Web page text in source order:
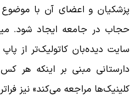
پزشکیان و اعضای آن با
حجاب در جامعه ایجاد شود.
سایت دیده‌بان کاتولیک‌تر از
دارستانی مبنی بر اینکه هر
کلینیک‌ها مراجعه می‌کند» نیز